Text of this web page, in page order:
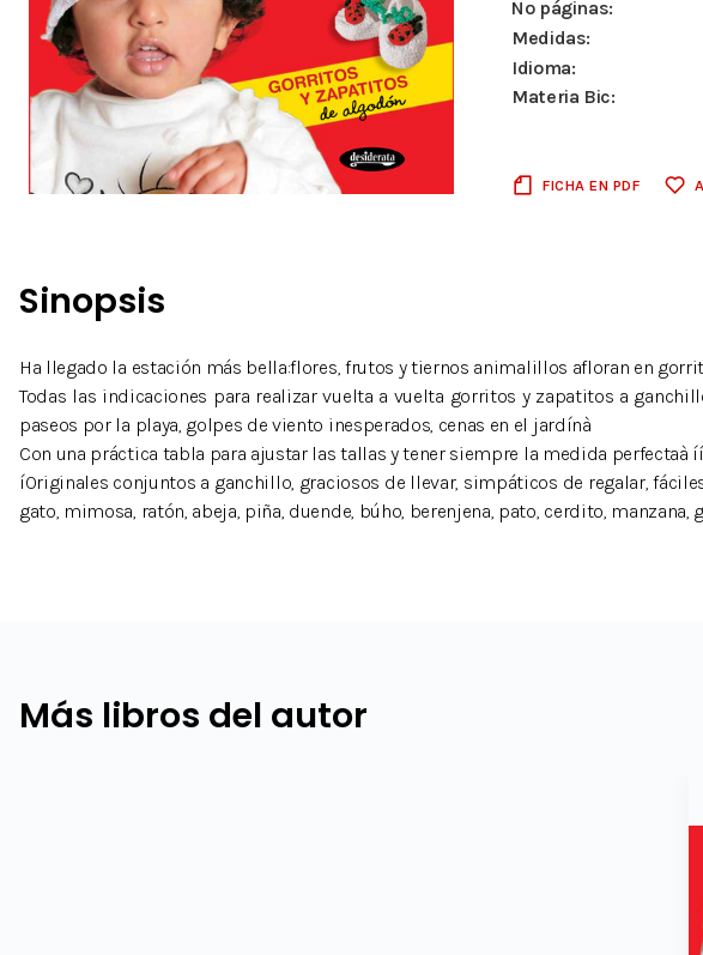
Nº páginas:
Medidas:
Idioma:
Materia Bic:
FICHA EN PDF
Sinopsis
Ha llegado la estación más bella:flores, frutos y tiernos animalillos afloran en
Todas las indicaciones para realizar vuelta a vuelta gorritos y zapatitos a
paseos por la playa, golpes de viento inesperados, cenas en el jardínà
Con una práctica tabla para ajustar las tallas y tener siempre la medida perfectaà
íOriginales conjuntos a ganchillo, graciosos de llevar, simpáticos de regalar,
gato, mimosa, ratón, abeja, piña, duende, búho, berenjena, pato, cerdito,
Más libros del autor